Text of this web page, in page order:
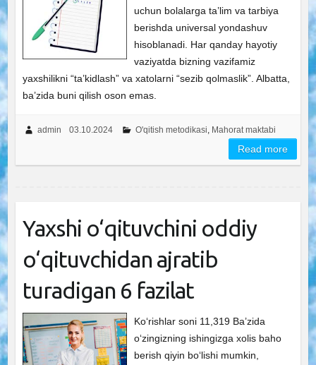
uchun bolalarga ta’lim va tarbiya
berishda universal yondashuv
hisoblanadi. Har qanday hayotiy
vaziyatda bizning vazifamiz
yaxshilikni “ta’kidlash” va xatolarni “sezib qolmaslik”. Albatta,
ba’zida buni qilish oson emas.
admin 03.10.2024 O'qitish metodikasi, Mahorat maktabi
Read more
Yaxshi o‘qituvchini oddiy
o‘qituvchidan ajratib
turadigan 6 fazilat
Ko‘rishlar soni 11,319 Ba’zida
o‘zingizning ishingizga xolis baho
berish qiyin bo‘lishi mumkin,